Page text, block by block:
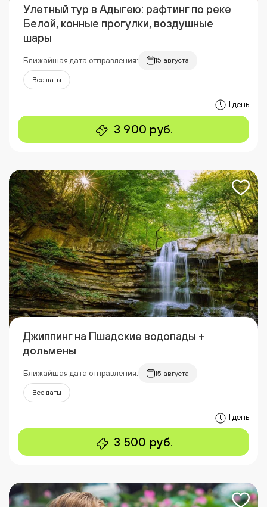
Улетный тур в Адыгею: рафтинг по реке
Белой, конные прогулки, воздушные
шары
Ближайшая дата отправления: 15 августа
Все даты
1 день
3 900 руб.
Джиппинг на Пшадские водопады +
дольмены
Ближайшая дата отправления: 15 августа
Все даты
1 день
3 500 руб.